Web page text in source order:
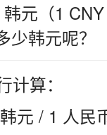
元（1
韩元呢？
算：
元 / 1 人民